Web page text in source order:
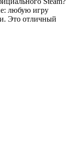
любую игру
Это отличный